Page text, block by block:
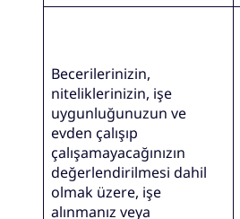
Becerilerinizin,
niteliklerinizin, işe
uygunluğunuzun ve
evden çalışıp
çalışamayacağınızın
değerlendirilmesi dahil
olmak üzere, işe
alınmanız veya